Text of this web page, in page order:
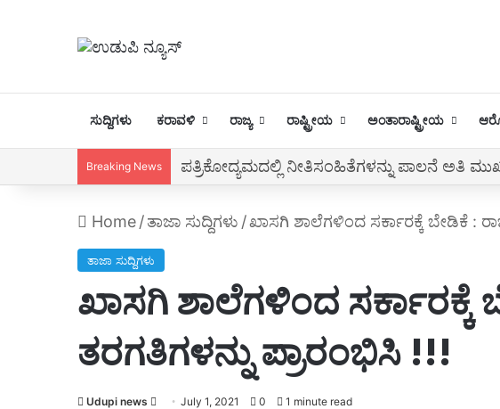
ಸುದ್ದಿಗಳು ಕರಾವಳಿ ರಾಜ್ಯ ರಾಷ್ಟ್ರೀಯ ಅಂತಾರಾಷ್ಟ್ರೀಯ
Breaking News ಆದರ್ಶ ಶಿಕ್ಷಕ ಪ್ರಶಸ್ತಿ 2021 ಕಾರ್ಯಕ್ರಮ
Home/ತಾಜಾ ಸುದ್ದಿಗಳು /ಖಾಸಗಿ ಶಾಲೆಗಳಿಂದ ಸರ್ಕಾರಕ್ಕೆ ಬೇಡಿಕೆ :
ತಾಜಾ ಸುದ್ದಿಗಳು
ಖಾಸಗಿ ಶಾಲೆಗಳಿಂದ
ತರಗತಿಗಳನ್ನು ಪ್ರಾರಂಭಿಸಿ !!!
Udupi news
SendJuly 1, 2021 0 1 minute read